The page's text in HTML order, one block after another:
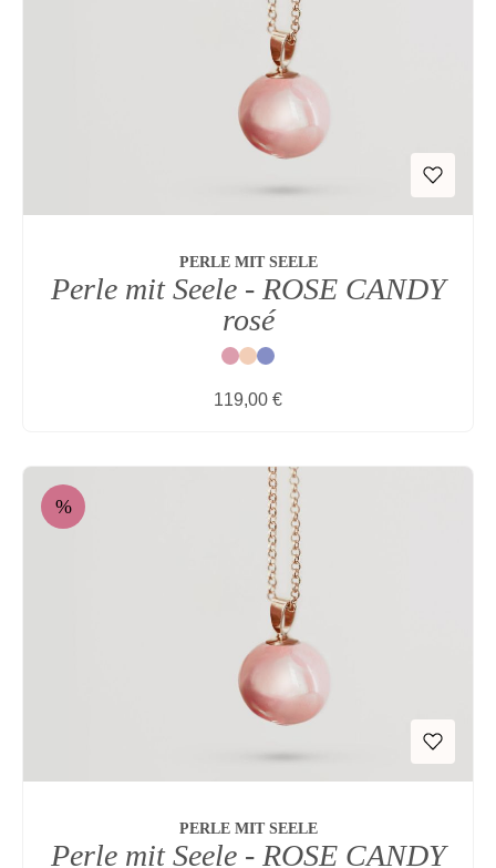
PERLE MIT SEELE
Perle mit Seele - ROSE CANDY
rosé
RotNatur
Blau
Regulärer Preis:
119,00 €
Rabatt
%
PERLE MIT SEELE
Perle mit Seele - ROSE CANDY